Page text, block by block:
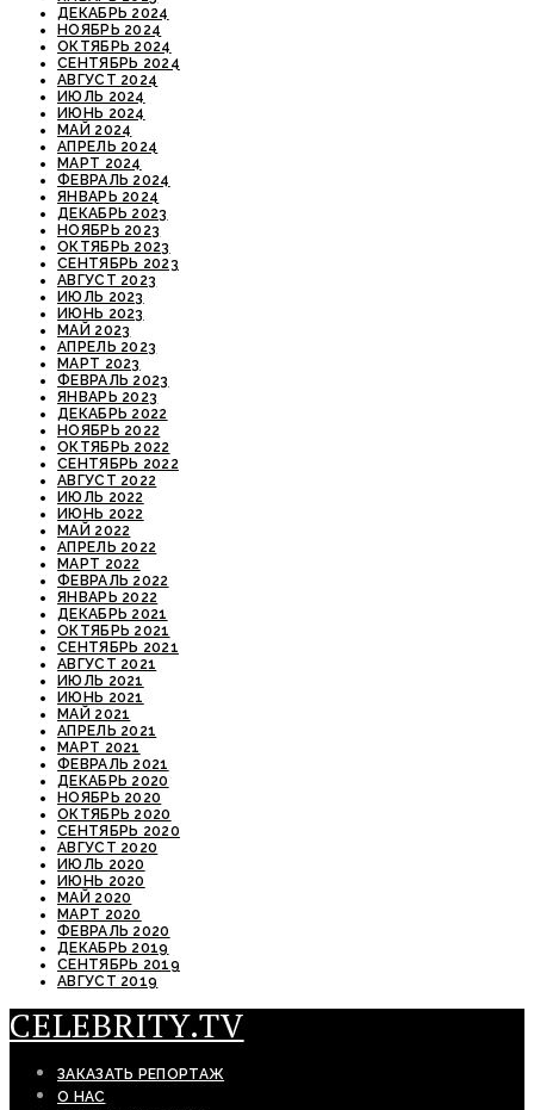
ДЕКАБРЬ 2024
НОЯБРЬ 2024
ОКТЯБРЬ 2024
СЕНТЯБРЬ 2024
АВГУСТ 2024
ИЮЛЬ 2024
ИЮНЬ 2024
МАЙ 2024
АПРЕЛЬ 2024
МАРТ 2024
ФЕВРАЛЬ 2024
ЯНВАРЬ 2024
ДЕКАБРЬ 2023
НОЯБРЬ 2023
ОКТЯБРЬ 2023
СЕНТЯБРЬ 2023
АВГУСТ 2023
ИЮЛЬ 2023
ИЮНЬ 2023
МАЙ 2023
АПРЕЛЬ 2023
МАРТ 2023
ФЕВРАЛЬ 2023
ЯНВАРЬ 2023
ДЕКАБРЬ 2022
НОЯБРЬ 2022
ОКТЯБРЬ 2022
СЕНТЯБРЬ 2022
АВГУСТ 2022
ИЮЛЬ 2022
ИЮНЬ 2022
МАЙ 2022
АПРЕЛЬ 2022
МАРТ 2022
ФЕВРАЛЬ 2022
ЯНВАРЬ 2022
ДЕКАБРЬ 2021
ОКТЯБРЬ 2021
СЕНТЯБРЬ 2021
АВГУСТ 2021
ИЮЛЬ 2021
ИЮНЬ 2021
МАЙ 2021
АПРЕЛЬ 2021
МАРТ 2021
ФЕВРАЛЬ 2021
ДЕКАБРЬ 2020
НОЯБРЬ 2020
ОКТЯБРЬ 2020
СЕНТЯБРЬ 2020
АВГУСТ 2020
ИЮЛЬ 2020
ИЮНЬ 2020
МАЙ 2020
МАРТ 2020
ФЕВРАЛЬ 2020
ДЕКАБРЬ 2019
СЕНТЯБРЬ 2019
АВГУСТ 2019
CELEBRITY.TV
ЗАКАЗАТЬ РЕПОРТАЖ
О НАС